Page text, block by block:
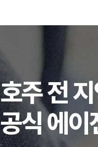
호주 전
공식에이